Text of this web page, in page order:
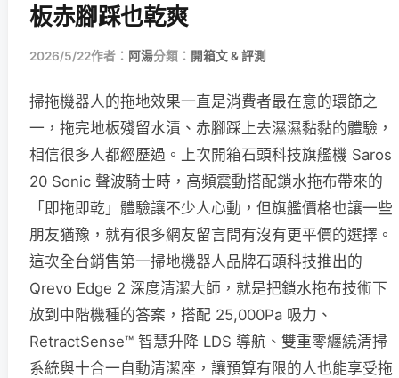
板赤腳踩也乾爽
2026/5/22作者： 阿湯分類： 開箱文 & 評測
掃拖機器人的拖地效果一直是消費者最在意的環節之
一，拖完地板殘留水漬、赤腳踩上去濕濕黏黏的體驗，
相信很多人都經歷過。上次開箱石頭科技旗艦機 Saros
20 Sonic 聲波騎士時，高頻震動搭配鎖水拖布帶來的
「即拖即乾」體驗讓不少人心動，但旗艦價格也讓一些
朋友猶豫，就有很多網友留言問有沒有更平價的選擇。
這次全台銷售第一掃地機器人品牌石頭科技推出的
Qrevo Edge 2 深度清潔大師，就是把鎖水拖布技術下
放到中階機種的答案，搭配 25,000Pa 吸力、
RetractSense™ 智慧升降 LDS 導航、雙重零纏繞清掃
系統與十合一自動清潔座，讓預算有限的人也能享受拖